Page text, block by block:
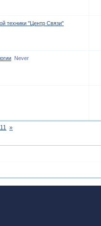
техники "Центр Связи"
Never
»